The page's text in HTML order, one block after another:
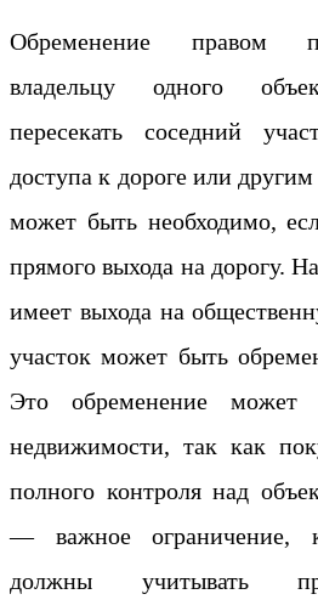
Обременение правом
владельцу одного
пересекать соседний
доступа к дороге или
может быть необходимо,
прямого выхода на дорогу.
имеет выхода на
участок может быть
Это обременение может
недвижимости, так как
полного контроля над
— важное ограничение,
должны учитывать